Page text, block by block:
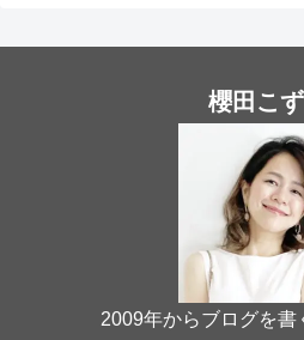
櫻田こず
2009年からブログを書